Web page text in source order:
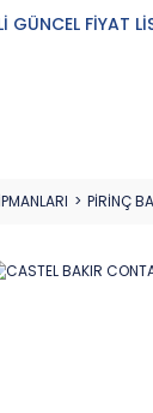
FİYAT
PİRİNÇ